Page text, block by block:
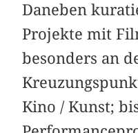
Daneben
Projekte mit
besonders an
Kino / Kunst;